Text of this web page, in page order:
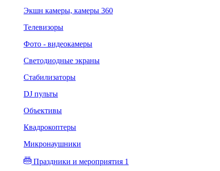
Экшн камеры, камеры 360
Телевизоры
Фото - видеокамеры
Светодиодные экраны
Стабилизаторы
DJ пульты
Объективы
Квадрокоптеры
Микронаушники
Праздники и мероприятия 1